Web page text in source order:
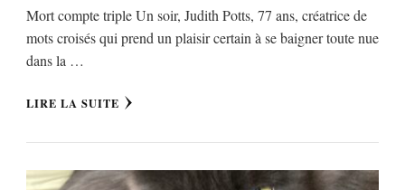
Mort compte triple Un soir, Judith Potts, 77 ans, créatrice de
mots croisés qui prend un plaisir certain à se baigner toute nue
dans la …
LIRE LA SUITE